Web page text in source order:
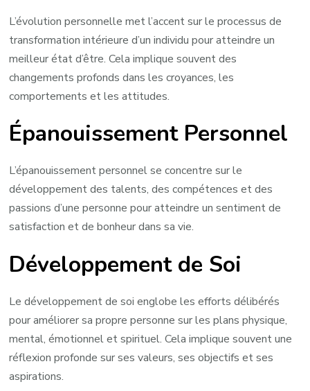
L’évolution personnelle met l’accent sur le processus de
transformation intérieure d’un individu pour atteindre un
meilleur état d’être. Cela implique souvent des
changements profonds dans les croyances, les
comportements et les attitudes.
Épanouissement Personnel
L’épanouissement personnel se concentre sur le
développement des talents, des compétences et des
passions d’une personne pour atteindre un sentiment de
satisfaction et de bonheur dans sa vie.
Développement de Soi
Le développement de soi englobe les efforts délibérés
pour améliorer sa propre personne sur les plans physique,
mental, émotionnel et spirituel. Cela implique souvent une
réflexion profonde sur ses valeurs, ses objectifs et ses
aspirations.